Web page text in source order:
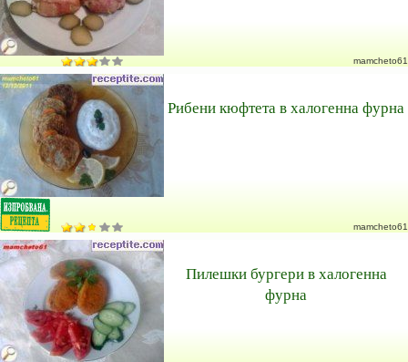
mamcheto61
Рибени кюфтета в халогенна фурна
mamcheto61
Пилешки бургери в халогенна
фурна